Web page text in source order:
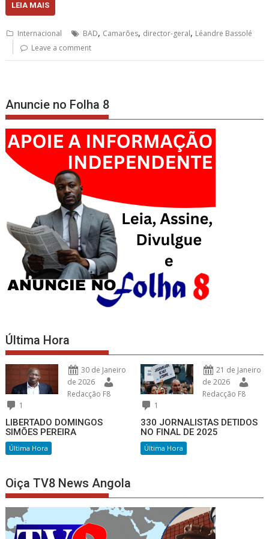
LEIA MAIS
Internacional BAD, Camarões, director-geral, Léandre Bassolé
Leave a comment
Anuncie no Folha 8
Última Hora
30 de Janeiro
de 2026
Redacção F8
1
LIBERTADO DOMINGOS
SIMÕES PEREIRA
Última Hora
21 de Janeiro
de 2026
Redacção F8
1
330 JORNALISTAS DETIDOS
NO FINAL DE 2025
Última Hora
Oiça TV8 News Angola